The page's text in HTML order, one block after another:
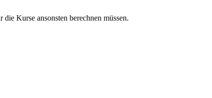
die Kurse ansonsten berechnen müssen.